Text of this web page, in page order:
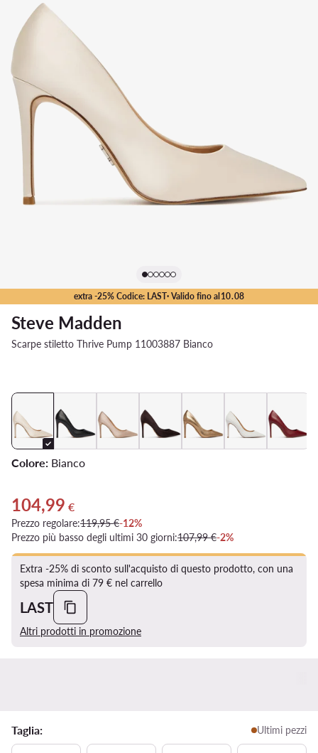
extra -25% Codice: LAST· Valido fino al 10.08
Steve Madden
Scarpe stiletto Thrive Pump 11003887 Bianco
Colore: Bianco
Prezzo attuale 104,99 €
104,99 €
Prezzo regolare:119,95 €-12%
Prezzo più basso degli ultimi 30 giorni:107,99 €-2%
Extra -25% di sconto sull'acquisto di questo prodotto, con una
spesa minima di 79 € nel carrello
LAST
Altri prodotti in promozione
Taglia: Ultimi pezzi